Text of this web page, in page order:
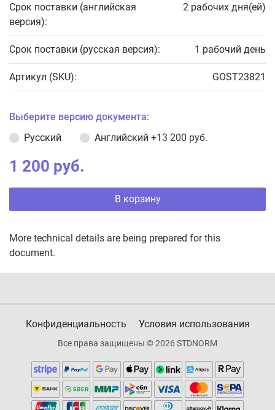
Срок поставки (английская
версия):
2 рабочих дня(ей)
Срок поставки (русская версия): 1 рабочий день
Артикул (SKU): GOST23821
Выберите версию документа:
Русский
Английский +13 200 руб.
1 200 руб.
В корзину
More technical details are being prepared for this
document.
Конфиденциальность Условия использования
Все права защищены © 2026 STDNORM